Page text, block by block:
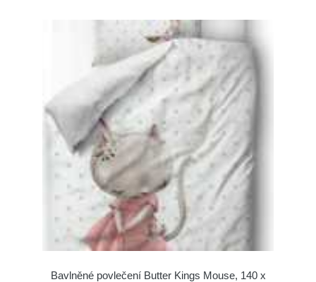
Bavlněné povlečení Butter Kings Mouse, 140 x